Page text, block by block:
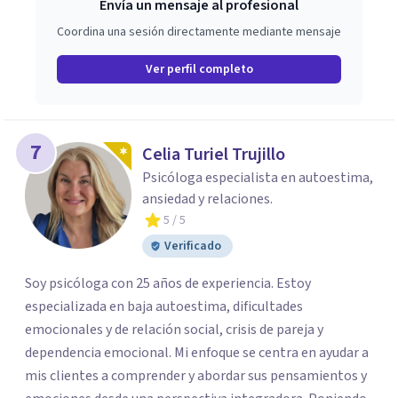
Envía un mensaje al profesional
Coordina una sesión directamente mediante mensaje
Ver perfil completo
7 Celia Turiel Trujillo
Psicóloga especialista en autoestima,
ansiedad y relaciones.
5 / 5
Verificado
Soy psicóloga con 25 años de experiencia. Estoy
especializada en baja autoestima, dificultades
emocionales y de relación social, crisis de pareja y
dependencia emocional. Mi enfoque se centra en ayudar a
mis clientes a comprender y abordar sus pensamientos y